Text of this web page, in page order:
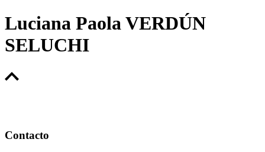
Luciana Paola VERDÚN
SELUCHI
Contacto